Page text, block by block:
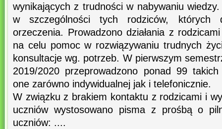
wynikających z trudności w nabywaniu
w szczególności tych rodziców, których
orzeczenia. Prowadzono działania z
na celu pomoc w rozwiązywaniu trudnych
konsultacje wg. potrzeb. W pierwszym
2019/2020 przeprowadzono ponad 99 takich
one zarówno indywidualnej jak i telefonicznie.
W związku z brakiem kontaktu z rodzicami i
uczniów wystosowano pisma z prośbą o
uczniów: ....